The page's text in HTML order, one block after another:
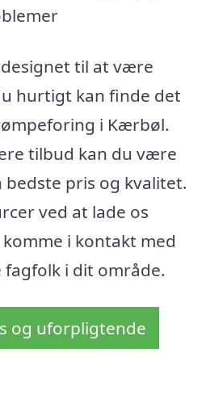
til at være
hurtigt kan finde det
i Kærbøl.
tilbud kan du være
bedste pris og kvalitet.
ved at lade os
i kontakt med
i dit område.
og uforpligtende